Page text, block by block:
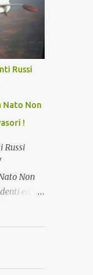
a suo
l' Amaro
ma
per NON
Russi
Nato Non
!
Russi
Non
ed
spazio